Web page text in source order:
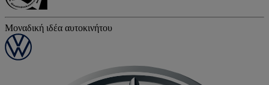
Μοναδική ιδέα αυτοκινήτου